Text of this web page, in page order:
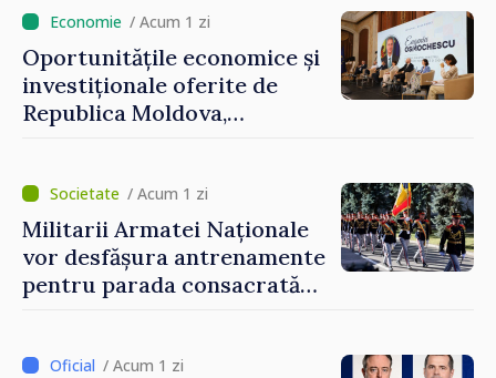
/ Acum 1 zi
Oportunitățile economice și
investiționale oferite de
Republica Moldova,
Forumul Diasporei
/ Acum 1 zi
Militarii Armatei Naționale
vor desfășura antrenamente
pentru parada consacrată
/ Acum 1 zi